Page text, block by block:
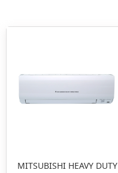
MITSUBISHI HEAVY DUTY